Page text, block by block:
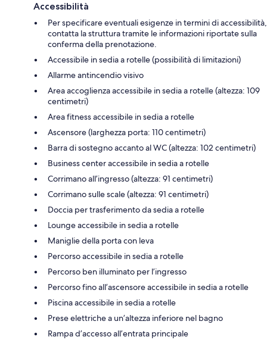
Accessibilità
Per specificare eventuali esigenze in termini di accessibilità,
contatta la struttura tramite le informazioni riportate sulla
conferma della prenotazione.
Accessibile in sedia a rotelle (possibilità di limitazioni)
Allarme antincendio visivo
Area accoglienza accessibile in sedia a rotelle (altezza: 109
centimetri)
Area fitness accessibile in sedia a rotelle
Ascensore (larghezza porta: 110 centimetri)
Barra di sostegno accanto al WC (altezza: 102 centimetri)
Business center accessibile in sedia a rotelle
Corrimano all’ingresso (altezza: 91 centimetri)
Corrimano sulle scale (altezza: 91 centimetri)
Doccia per trasferimento da sedia a rotelle
Lounge accessibile in sedia a rotelle
Maniglie della porta con leva
Percorso accessibile in sedia a rotelle
Percorso ben illuminato per l’ingresso
Percorso fino all’ascensore accessibile in sedia a rotelle
Piscina accessibile in sedia a rotelle
Prese elettriche a un’altezza inferiore nel bagno
Rampa d’accesso all’entrata principale